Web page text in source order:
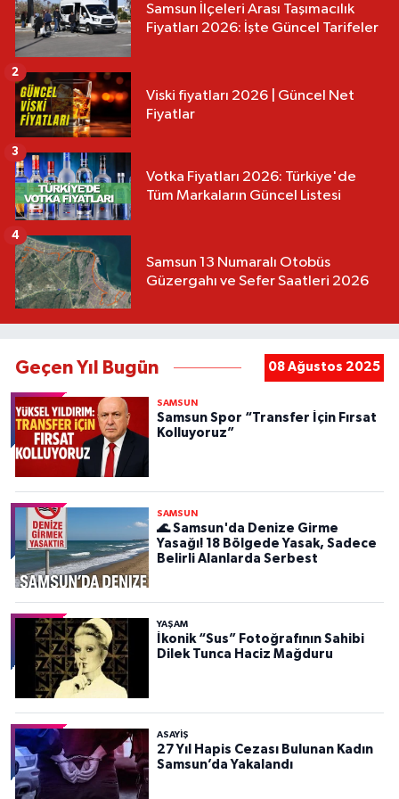
Samsun İlçeleri Arası Taşımacılık
Fiyatları 2026: İşte Güncel Tarifeler
Viski fiyatları 2026 | Güncel Net
Fiyatlar
2
Votka Fiyatları 2026: Türkiye'de
Tüm Markaların Güncel Listesi
3
Samsun 13 Numaralı Otobüs
Güzergahı ve Sefer Saatleri 2026
4
Geçen Yıl Bugün 08 Ağustos 2025
SAMSUN
Samsun Spor “Transfer İçin Fırsat
Kolluyoruz”
SAMSUN
🌊 Samsun'da Denize Girme
Yasağı! 18 Bölgede Yasak, Sadece
Belirli Alanlarda Serbest
YAŞAM
İkonik “Sus” Fotoğrafının Sahibi
Dilek Tunca Haciz Mağduru
ASAYIŞ
27 Yıl Hapis Cezası Bulunan Kadın
Samsun’da Yakalandı